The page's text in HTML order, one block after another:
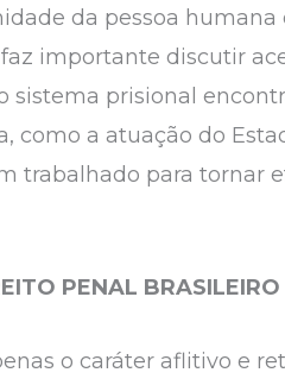
da pessoa
importante discutir
sistema prisional
como a atuação do
trabalhado para tornar
PENAL BRASILEIRO
o caráter aflitivo e